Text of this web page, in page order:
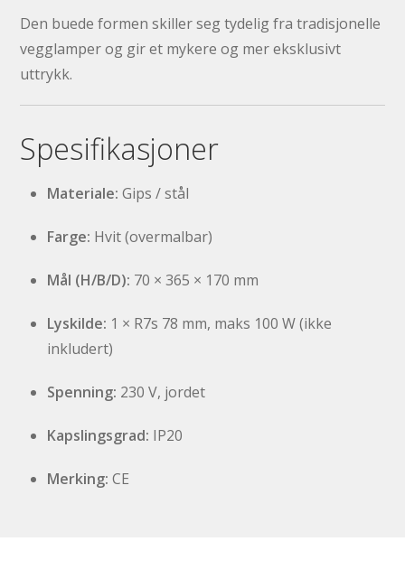
Den buede formen skiller seg tydelig fra tradisjonelle
vegglamper og gir et mykere og mer eksklusivt
uttrykk.
Spesifikasjoner
Materiale: Gips / stål
Farge: Hvit (overmalbar)
Mål (H/B/D): 70 × 365 × 170 mm
Lyskilde: 1 × R7s 78 mm, maks 100 W (ikke
inkludert)
Spenning: 230 V, jordet
Kapslingsgrad: IP20
Merking: CE